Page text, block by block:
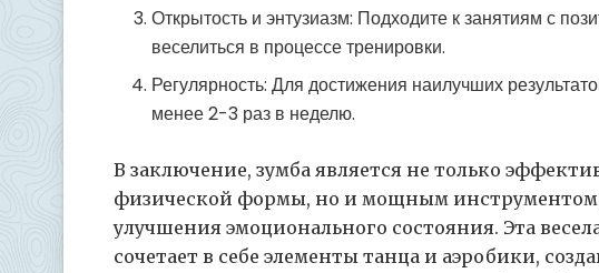
Открытость и энтузиазм: Подходите к занятиям с
веселиться в процессе тренировки.
Регулярность: Для достижения наилучших
менее 2-3 раз в неделю.
В заключение, зумба является не только
физической формы, но и мощным инструментом
улучшения эмоционального состояния. Эта
сочетает в себе элементы танца и аэробики,